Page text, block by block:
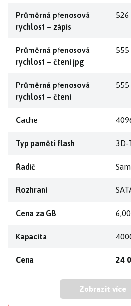
Průměrná přenosová
rychlost – zápis
526
Průměrná přenosová
rychlost – čtení jpg
555
Průměrná přenosová
rychlost – čtení
555
Cache
Typ paměti flash 3D-
Řadič
Rozhraní
Cena za GB
Kapacita
Cena 24
Zobrazit více